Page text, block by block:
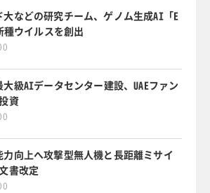
大などの研究チーム、ゲノム生成AI「E
種ウイルスを創出
級AIデータセンター建設、UAEファン
資
力向上へ攻撃型無人機と長距離ミサイ
書改定